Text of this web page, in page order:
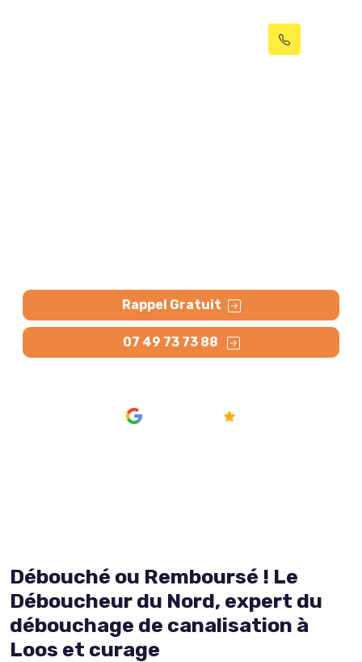
Rappel Gratuit
07 49 73 73 88
Débouché ou Remboursé ! Le
Déboucheur du Nord, expert du
débouchage de canalisation à
Loos et curage